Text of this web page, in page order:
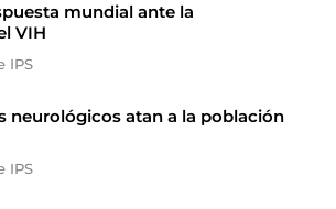
mundial ante la
VIH
IPS
neurológicos atan a la población
IPS